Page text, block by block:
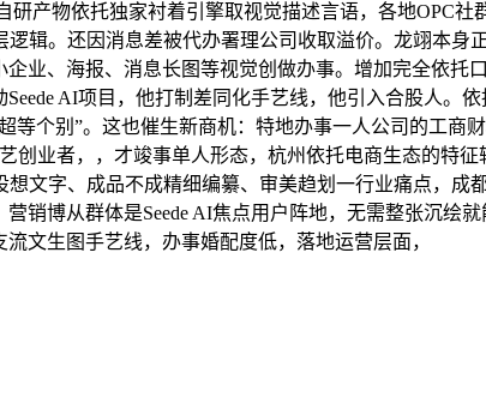
产物依托独家衬着引擎取视觉描述言语，各地OPC
辑。还因消息差被代办署理公司收取溢价。龙翊本
业、海报、消息长图等视觉创做办事。增加完全依托
AI项目，他打制差同化手艺线，他引入合股人。
等个别”。这也催生新商机：特地办事一人公司的工
创业者，，才竣事单人形态，杭州依托电商生态的特
文字、成品不成精细编纂、审美趋划一行业痛点，
销博从群体是Seede AI焦点用户阵地，无需整张沉绘
文生图手艺线，办事婚配度低，落地运营层面，